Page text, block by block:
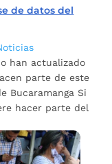
de datos del
han actualizado
parte de este
Bucaramanga Si
hacer parte del